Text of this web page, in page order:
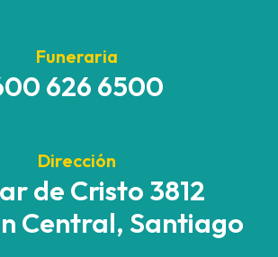
Funeraria
626 6500
Dirección
de Cristo 3812
Central, Santiago